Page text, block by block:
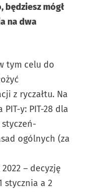
będziesz mógł
na dwa
tym celu do
z ryczałtu. Na
y: PIT-28 dla
styczeń-
ogólnych (za
– decyzję
stycznia a 2